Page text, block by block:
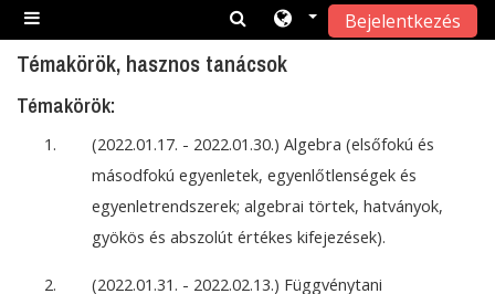
Tovább a fő tartalomhoz
Oldalpanel
Bejelentkezés
Témakörök, hasznos tanácsok
Témakörök:
(2022.01.17. - 2022.01.30.) Algebra (elsőfokú és
másodfokú egyenletek, egyenlőtlenségek és
egyenletrendszerek; algebrai törtek, hatványok,
gyökös és abszolút értékes kifejezések).
(2022.01.31. - 2022.02.13.) Függvénytani